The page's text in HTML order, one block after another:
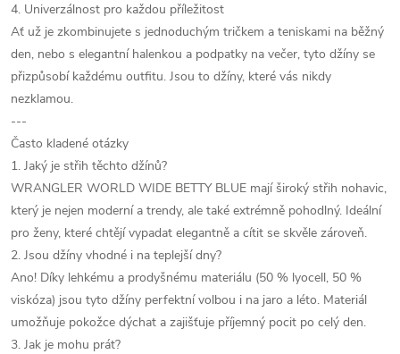
4. Univerzálnost pro každou příležitost
Ať už je zkombinujete s jednoduchým tričkem a teniskami na běžný
den, nebo s elegantní halenkou a podpatky na večer, tyto džíny se
přizpůsobí každému outfitu. Jsou to džíny, které vás nikdy
nezklamou.
---
Často kladené otázky
1. Jaký je střih těchto džínů?
WRANGLER WORLD WIDE BETTY BLUE mají široký střih nohavic,
který je nejen moderní a trendy, ale také extrémně pohodlný. Ideální
pro ženy, které chtějí vypadat elegantně a cítit se skvěle zároveň.
2. Jsou džíny vhodné i na teplejší dny?
Ano! Díky lehkému a prodyšnému materiálu (50 % lyocell, 50 %
viskóza) jsou tyto džíny perfektní volbou i na jaro a léto. Materiál
umožňuje pokožce dýchat a zajišťuje příjemný pocit po celý den.
3. Jak je mohu prát?